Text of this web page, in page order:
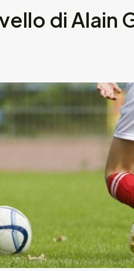
di Alain